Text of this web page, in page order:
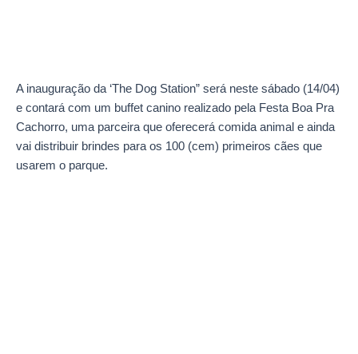
A inauguração da ‘The Dog Station” será neste sábado (14/04)
e contará com um buffet canino realizado pela Festa Boa Pra
Cachorro, uma parceira que oferecerá comida animal e ainda
vai distribuir brindes para os 100 (cem) primeiros cães que
usarem o parque.